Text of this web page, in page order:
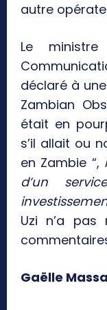
autre
Le
déclaré à
Zambian
était en
s’il allait ou
en Zambie “,
d’un
Uzi n’a pas
Gaëlle